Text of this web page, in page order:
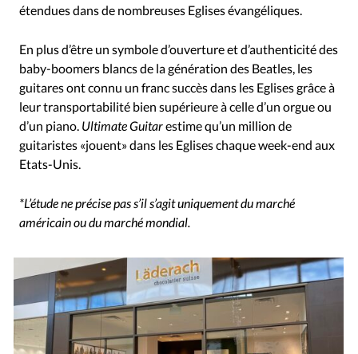
étendues dans de nombreuses Eglises évangéliques.
En plus d’être un symbole d’ouverture et d’authenticité des
baby-boomers blancs de la génération des Beatles, les
guitares ont connu un franc succès dans les Eglises grâce à
leur transportabilité bien supérieure à celle d’un orgue ou
d’un piano. Ultimate Guitarestime qu’un million de
guitaristes «jouent» dans les Eglises chaque week-end aux
Etats-Unis.
*L’étude ne précise pas s’il s’agit uniquement du marché
américain ou du marché mondial.